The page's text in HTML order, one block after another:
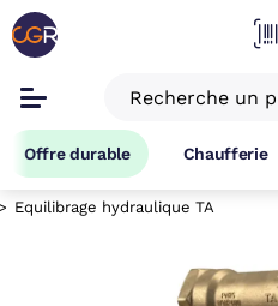
Offre durable Chaufferie
Equilibrage hydraulique TA